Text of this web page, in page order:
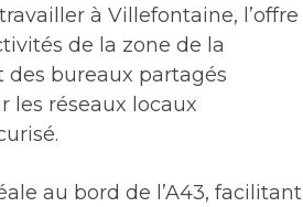
à Villefontaine, l’offre
de la zone de la
des bureaux partagés
les réseaux locaux
au bord de l’A43, facilitant